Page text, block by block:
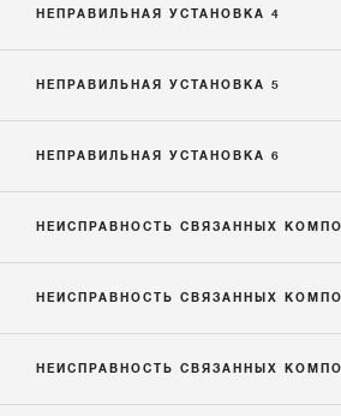
НЕПРАВИЛЬНАЯ УСТАНОВКА 4
НЕПРАВИЛЬНАЯ УСТАНОВКА 5
НЕПРАВИЛЬНАЯ УСТАНОВКА 6
НЕИСПРАВНОСТЬ СВЯЗАННЫХ
НЕИСПРАВНОСТЬ СВЯЗАННЫХ
НЕИСПРАВНОСТЬ СВЯЗАННЫХ